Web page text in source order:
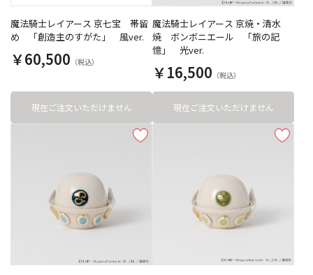
魔法騎士レイアース 京七宝 帯留
め 「創造主のすがた」 風ver.
￥60,500
現在ご注文いただけません
魔法騎士レイアース 京焼・清水
焼 ボンボニエール 「旅の記
憶」 光ver.
￥16,500
現在ご注文いただけません